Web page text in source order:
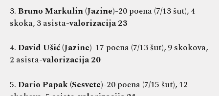
3.Bruno Markulin (Jazine)-20 poena (7/13 šut), 4
skoka, 3 asista-valorizacija 23
4.David Ušić (Jazine)-17 poena (7/13 šut), 9 skokova,
2 asista-valorizacija 20
5.Dario Papak (Sesvete)-20 poena (7/15 šut), 12